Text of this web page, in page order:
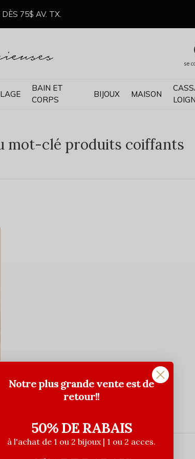
BAIN ET
CORPS
BIJOUX MAISON
se
75$ AV. TX.
mot-clé produits coiffants
Notre plus grande vente est de
retour!!
50% DE RABAIS
à l'achat de 1 ou 2 bijoux | 1 ou 2 acces.